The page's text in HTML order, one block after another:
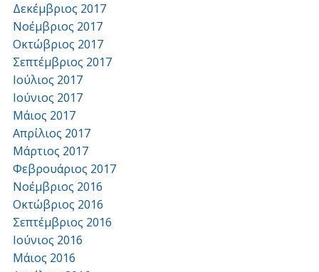
Δεκέμβριος 2017
Νοέμβριος 2017
Οκτώβριος 2017
Σεπτέμβριος 2017
Ιούλιος 2017
Ιούνιος 2017
Μάιος 2017
Απρίλιος 2017
Μάρτιος 2017
Φεβρουάριος 2017
Νοέμβριος 2016
Οκτώβριος 2016
Σεπτέμβριος 2016
Ιούνιος 2016
Μάιος 2016